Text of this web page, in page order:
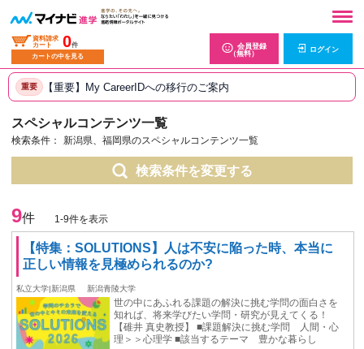
資料請求
カート
0件
カートの中を見る
会員登録
（無料）
ログイン
重要 【重要】My CareerIDへの移行のご案内
スペシャルコンテンツ一覧
検索条件： 新潟県、福岡県のスペシャルコンテンツ一覧
検索条件を変更する
9件 1-9件を表示
【特集：SOLUTIONS】⼈は不安に陥った時、本当に
正しい情報を⾒極められるのか?
私立大学|新潟県 新潟青陵大学
世の中にあふれる課題の解決に挑む学問の面白さを
知れば、将来学びたい学問・研究が見えてくる！
【碓井 真史教授】 ■課題解決に挑む学問 人間・心
理＞＞心理学 ■該当するテーマ 豊かな暮らし